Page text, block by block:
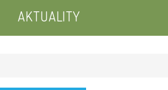
AKTUALITY